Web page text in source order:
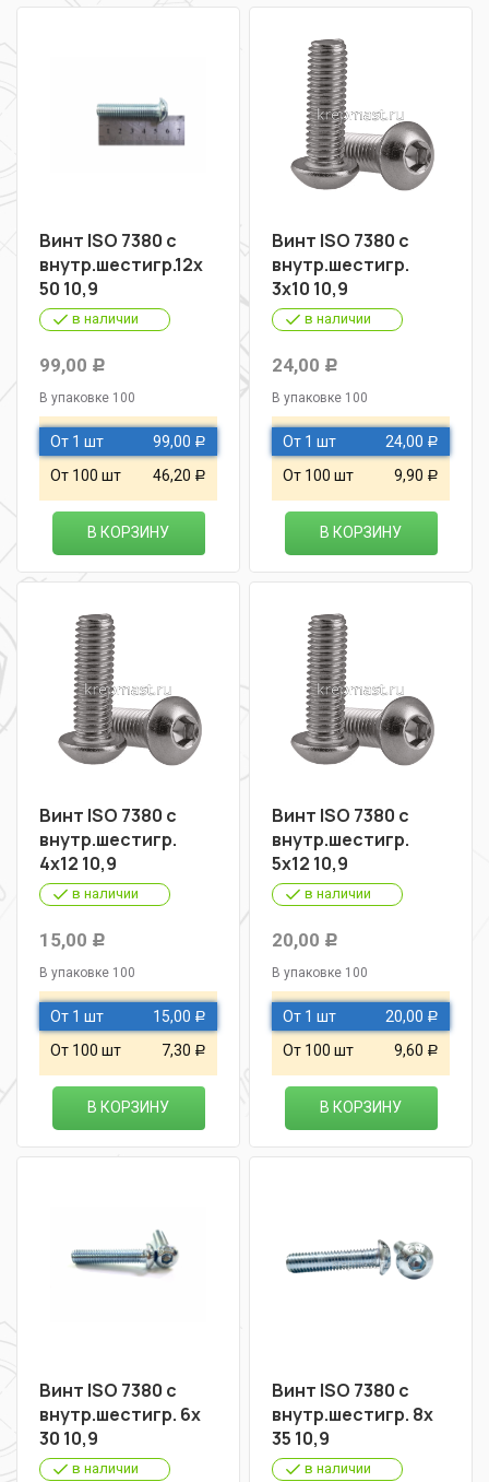
Винт ISO 7380 с
внутр.шестигр.12х
50 10,9
в наличии
99,00 Р
В упаковке 100
От 1 шт 99,00 Р
От 100 шт 46,20 Р
В КОРЗИНУ
Винт ISO 7380 с
внутр.шестигр.
3х10 10,9
в наличии
24,00 Р
В упаковке 100
От 1 шт 24,00 Р
От 100 шт 9,90 Р
В КОРЗИНУ
Винт ISO 7380 с
внутр.шестигр.
4х12 10,9
в наличии
15,00 Р
В упаковке 100
От 1 шт 15,00 Р
От 100 шт 7,30 Р
В КОРЗИНУ
Винт ISO 7380 с
внутр.шестигр.
5х12 10,9
в наличии
20,00 Р
В упаковке 100
От 1 шт 20,00 Р
От 100 шт 9,60 Р
В КОРЗИНУ
Винт ISO 7380 с
внутр.шестигр. 6х
30 10,9
в наличии
Винт ISO 7380 с
внутр.шестигр. 8х
35 10,9
в наличии